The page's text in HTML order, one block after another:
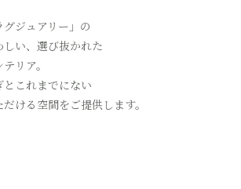
グジュアリー」の
い、選び抜かれた
リア。
これまでにない
ける空間をご提供します。